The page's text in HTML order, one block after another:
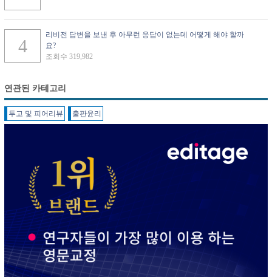
리비전 답변을 보낸 후 아무런 응답이 없는데 어떻게 해야 할까
요?
조회수 319,982
연관된 카테고리
투고 및 피어리뷰 출판윤리